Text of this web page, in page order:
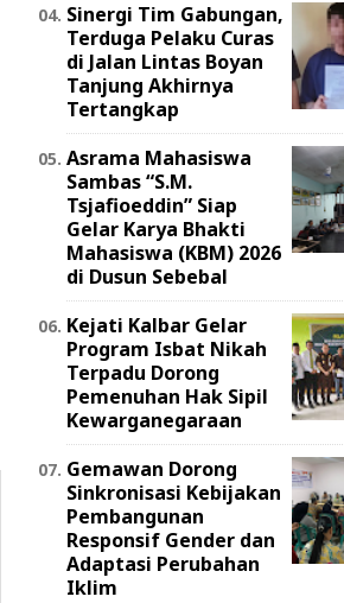
Sinergi Tim Gabungan,
Terduga Pelaku Curas
di Jalan Lintas Boyan
Tanjung Akhirnya
Tertangkap
Asrama Mahasiswa
Sambas “S.M.
Tsjafioeddin” Siap
Gelar Karya Bhakti
Mahasiswa (KBM) 2026
di Dusun Sebebal
Kejati Kalbar Gelar
Program Isbat Nikah
Terpadu Dorong
Pemenuhan Hak Sipil
Kewarganegaraan
Gemawan Dorong
Sinkronisasi Kebijakan
Pembangunan
Responsif Gender dan
Adaptasi Perubahan
Iklim